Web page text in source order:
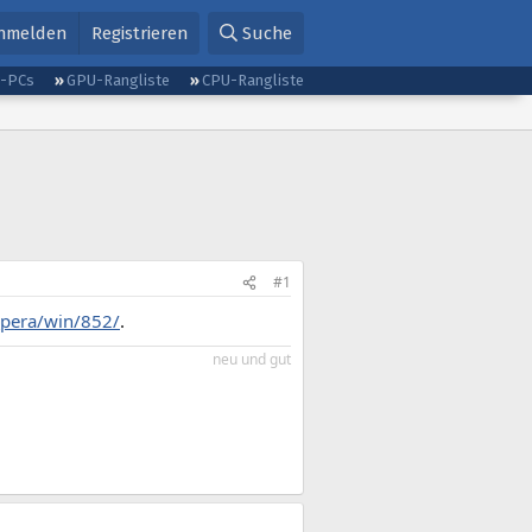
Registrieren Suche
PCs GPU-Rangliste
CPU-Rangliste
#1
win/852/.
neu und gut